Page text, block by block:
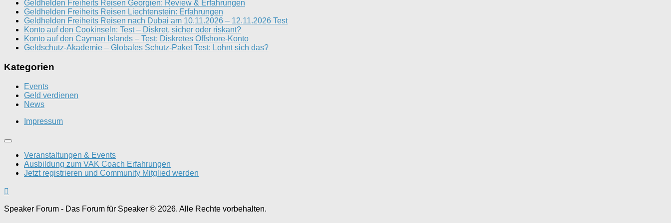
Geldhelden Freiheits Reisen Georgien: Review & Erfahrungen
Geldhelden Freiheits Reisen Liechtenstein: Erfahrungen
Geldhelden Freiheits Reisen nach Dubai am 10.11.2026 – 12.11.2026 Test
Konto auf den Cookinseln: Test – Diskret, sicher oder riskant?
Konto auf den Cayman Islands – Test: Diskretes Offshore-Konto
Geldschutz-Akademie – Globales Schutz-Paket Test: Lohnt sich das?
Kategorien
Events
Geld verdienen
News
Impressum
Veranstaltungen & Events
Ausbildung zum VAK Coach Erfahrungen
Jetzt registrieren und Community Mitglied werden
Speaker Forum - Das Forum für Speaker © 2026. Alle Rechte vorbehalten.